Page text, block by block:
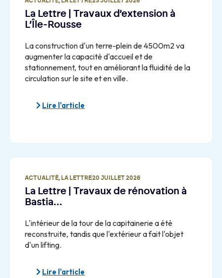
La Lettre | Travaux d’extension à
L’Île-Rousse
La construction d'un terre-plein de 4500m2 va
augmenter la capacité d'accueil et de
stationnement, tout en améliorant la fluidité de la
circulation sur le site et en ville.
Lire l'article
ACTUALITÉ, LA LETTRE20 JUILLET 2026
La Lettre | Travaux de rénovation à
Bastia…
L'intérieur de la tour de la capitainerie a été
reconstruite, tandis que l'extérieur a fait l'objet
d'un lifting.
Lire l'article